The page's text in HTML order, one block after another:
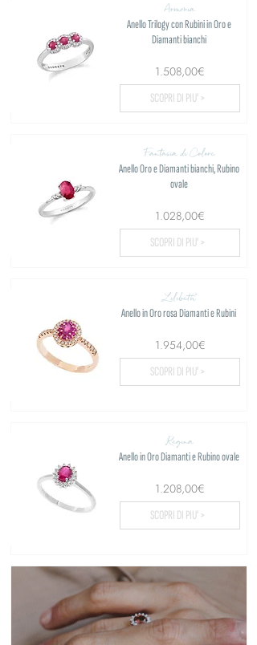
Armonia
Anello Trilogy con Rubini in Oro e
Diamanti bianchi
1.508,00€
SCOPRI DI PIU' >
Fantasia di Colore
Anello Oro e Diamanti bianchi, Rubino
ovale
1.028,00€
SCOPRI DI PIU' >
Lilibeth
Anello in Oro rosa Diamanti e Rubini
1.954,00€
SCOPRI DI PIU' >
Regina
Anello in Oro Diamanti e Rubino ovale
1.208,00€
SCOPRI DI PIU' >